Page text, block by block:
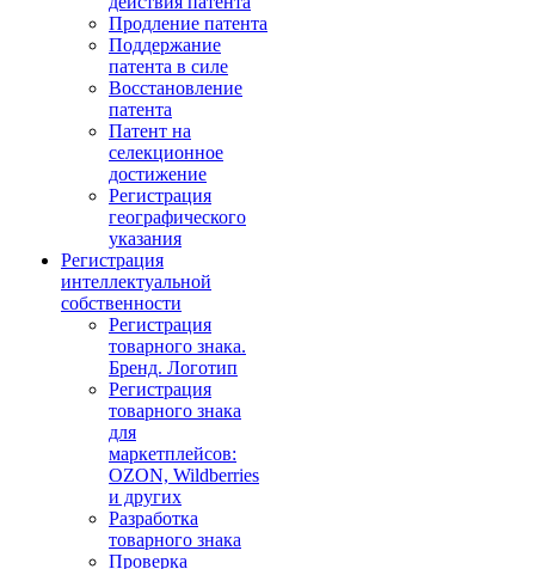
Продление патента
Поддержание
патента в силе
Восстановление
патента
Патент на
селекционное
достижение
Регистрация
географического
указания
Регистрация
интеллектуальной
собственности
Регистрация
товарного знака.
Бренд. Логотип
Регистрация
товарного знака
для
маркетплейсов:
OZON, Wildberries
и других
Разработка
товарного знака
Проверка